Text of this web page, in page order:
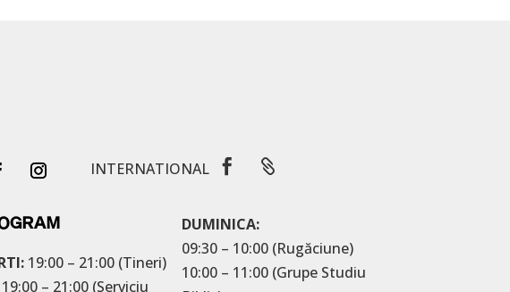
INTERNATIONAL  
19:00 – 21:00 (Tineri)
19:00 – 21:00 (Serviciu
DUMINICA:
09:30 – 10:00 (Rugăciune)
10:00 – 11:00 (Grupe Studiu